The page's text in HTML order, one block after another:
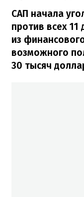
САП начала
против всех 11
из
возможного
30 тысяч